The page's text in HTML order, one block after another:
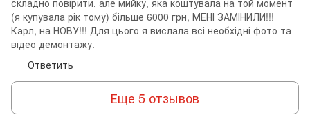
складно повірити, але мийку, яка коштувала на той момент
(я купувала рік тому) більше 6000 грн, МЕНІ ЗАМІНИЛИ!!!
Карл, на НОВУ!!! Для цього я вислала всі необхідні фото та
відео демонтажу.
Ответить
Еще 5 отзывов